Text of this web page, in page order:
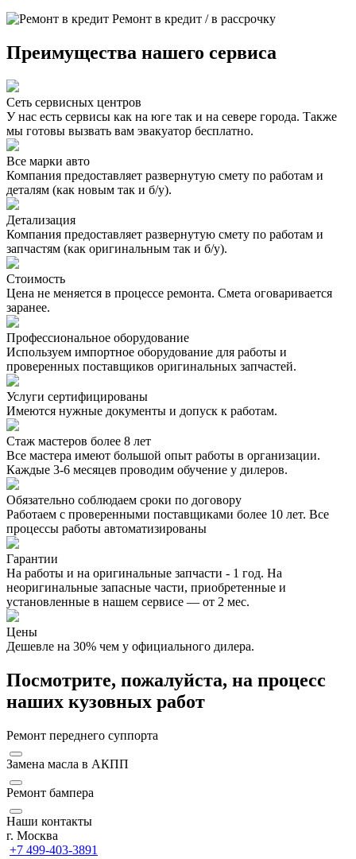
Ремонт в кредит / в рассрочку
Преимущества нашего сервиса
Сеть сервисных центров
У нас есть сервисы как на юге так и на севере города. Также
мы готовы вызвать вам эвакуатор бесплатно.
Все марки авто
Компания предоставляет развернутую смету по работам и
деталям (как новым так и б/у).
Детализация
Компания предоставляет развернутую смету по работам и
запчастям (как оригинальным так и б/у).
Стоимость
Цена не меняется в процессе ремонта. Смета оговаривается
заранее.
Профессиональное оборудование
Используем импортное оборудование для работы и
проверенных поставщиков оригинальных запчастей.
Услуги сертифицированы
Имеются нужные документы и допуск к работам.
Стаж мастеров более 8 лет
Все мастера имеют большой опыт работы в организации.
Каждые 3-6 месяцев проводим обучение у дилеров.
Обязательно соблюдаем сроки по договору
Работаем с проверенными поставщиками более 10 лет. Все
процессы работы автоматизированы
Гарантии
На работы и на оригинальные запчасти - 1 год. На
неоригинальные запасные части, приобретенные и
установленные в нашем сервисе — от 2 мес.
Цены
Дешевле на 30% чем у официального дилера.
Посмотрите, пожалуйста, на процесс
наших кузовных работ
Ремонт переднего суппорта
Замена масла в АКПП
Ремонт бампера
Наши контакты
г. Москва
+7 499-403-3891